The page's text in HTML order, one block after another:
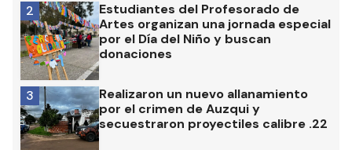
Estudiantes del Profesorado de
Artes organizan una jornada especial
por el Día del Niño y buscan
donaciones
2
Realizaron un nuevo allanamiento
por el crimen de Auzqui y
secuestraron proyectiles calibre .22
3